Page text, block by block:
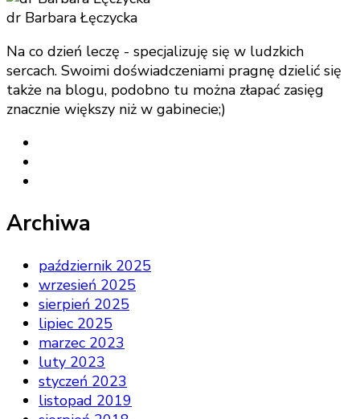
dr Barbara Łęczycka
Na co dzień leczę - specjalizuję się w ludzkich
sercach. Swoimi doświadczeniami pragnę dzielić się
także na blogu, podobno tu można złapać zasięg
znacznie większy niż w gabinecie;)
Archiwa
październik 2025
wrzesień 2025
sierpień 2025
lipiec 2025
marzec 2023
luty 2023
styczeń 2023
listopad 2019